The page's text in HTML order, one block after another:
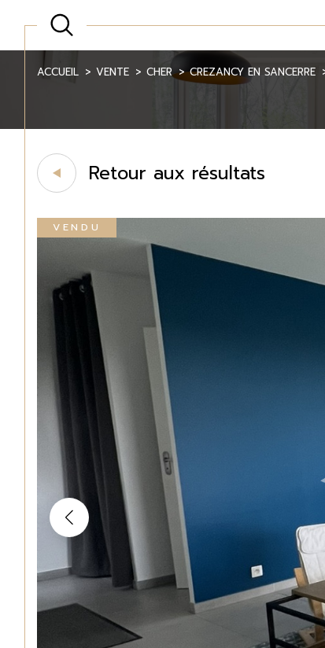
ACCUEIL VENTE CHER CREZANCY EN SANCERRE
Retour aux résultats
VENDU